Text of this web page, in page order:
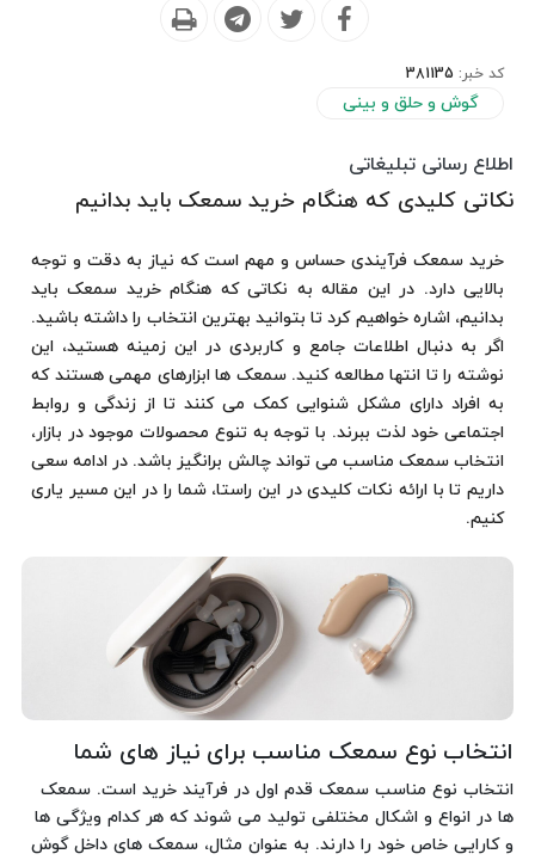
کد خبر: 381135
گوش و حلق و بینی
اطلاع رسانی تبلیغاتی
نکاتی کلیدی که هنگام خرید سمعک باید بدانیم
خرید سمعک فرآیندی حساس و مهم است که نیاز به دقت و توجه
بالایی دارد. در این مقاله به نکاتی که هنگام خرید سمعک باید
بدانیم، اشاره خواهیم کرد تا بتوانید بهترین انتخاب را داشته باشید.
اگر به دنبال اطلاعات جامع و کاربردی در این زمینه هستید، این
نوشته را تا انتها مطالعه کنید. سمعک‌ ها ابزارهای مهمی هستند که
به افراد دارای مشکل شنوایی کمک می ‌کنند تا از زندگی و روابط
اجتماعی خود لذت ببرند. با توجه به تنوع محصولات موجود در بازار،
انتخاب سمعک مناسب می ‌تواند چالش ‌برانگیز باشد. در ادامه سعی
داریم تا با ارائه نکات کلیدی در این راستا، شما را در این مسیر یاری
کنیم.
انتخاب نوع سمعک مناسب برای نیاز های شما
انتخاب نوع مناسب سمعک قدم اول در فرآیند خرید است. سمعک‌
ها در انواع و اشکال مختلفی تولید می ‌شوند که هر کدام ویژگی ‌ها
و کارایی خاص خود را دارند. به عنوان مثال، سمعک‌ های داخل گوش